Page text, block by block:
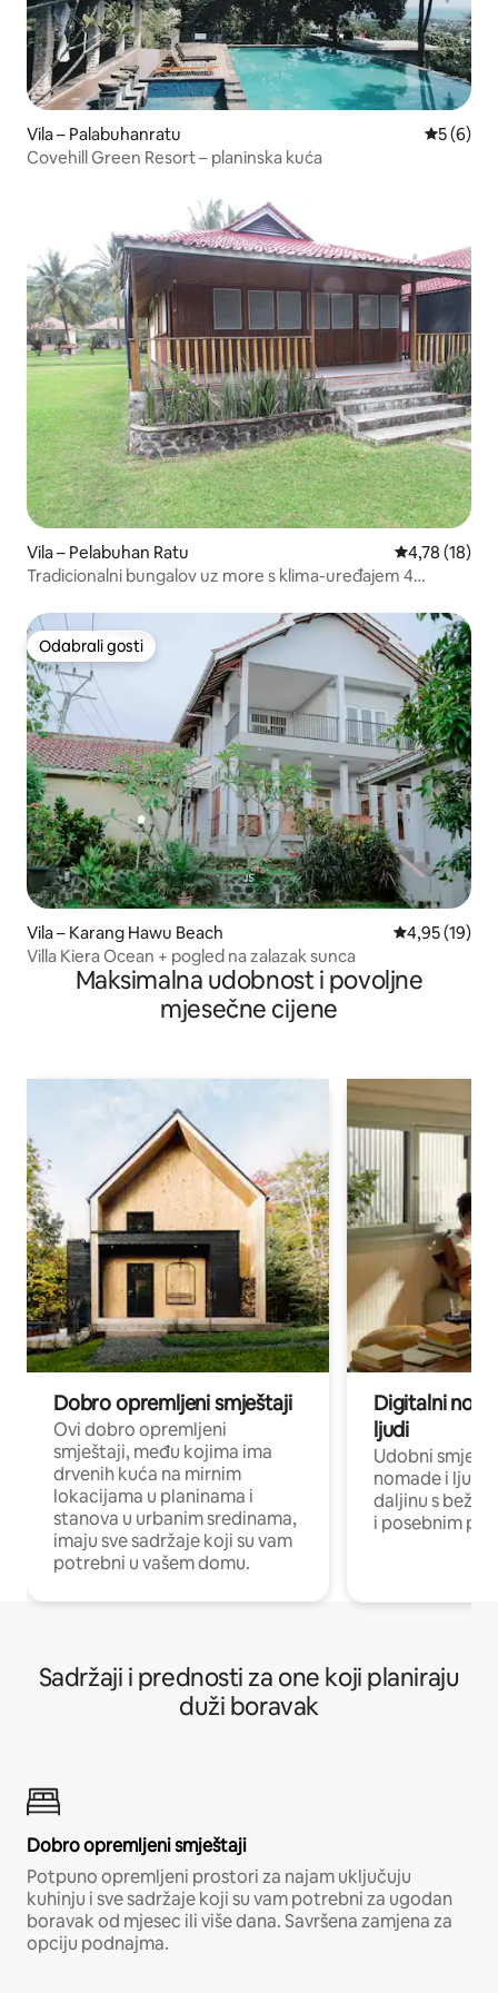
Vila – Palabuhanratu
5 (6)
Covehill Green Resort – planinska kuća
Vila – Pelabuhan Ratu Prosječna
4,78 (18)
Tradicionalni bungalov uz more s klima-uređajem 4
Odabrali gosti
Odabrali gosti
Vila – Karang Hawu Beach Prosječna
4,95 (19)
Villa Kiera Ocean + pogled na zalazak sunca
Maksimalna udobnost i povoljne
mjesečne cijene
Dobro opremljeni smještaji
Ovi dobro opremljeni
smještaji, među kojima ima
drvenih kuća na mirnim
lokacijama u planinama i
stanova u urbanim sredinama,
imaju sve sadržaje koji su vam
potrebni u vašem domu.
Digitalni
ljudi
Udobni
nomade i ljude
daljinu s
i posebnim
Sadržaji i prednosti za one koji planiraju
duži boravak
Dobro opremljeni smještaji
Potpuno opremljeni prostori za najam uključuju
kuhinju i sve sadržaje koji su vam potrebni za ugodan
boravak od mjesec ili više dana. Savršena zamjena za
opciju podnajma.